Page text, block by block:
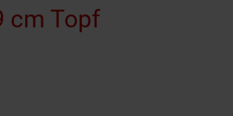
cm Topf(Produkt